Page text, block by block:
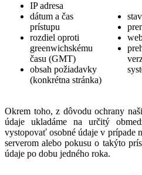
IP adresa
dátum a čas
prístupu
rozdiel oproti
greenwichskému
času (GMT)
obsah požiadavky
(konkrétna stránka)
Okrem toho, z dôvodu ochrany
údaje ukladáme na určitý
vystopovať osobné údaje v prípade
serverom alebo pokusu o takýto
údaje po dobu jedného roka.